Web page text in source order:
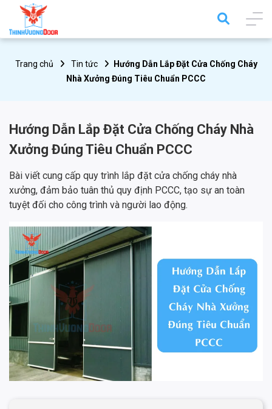
Trang chủ Tin tức
Hướng Dẫn Lắp Đặt Cửa Chống Cháy
Nhà Xưởng Đúng Tiêu Chuẩn PCCC
Hướng Dẫn Lắp Đặt Cửa Chống Cháy Nhà
Xưởng Đúng Tiêu Chuẩn PCCC
Bài viết cung cấp quy trình lắp đặt cửa chống cháy nhà
xưởng, đảm bảo tuân thủ quy định PCCC, tạo sự an toàn
tuyệt đối cho công trình và người lao động.